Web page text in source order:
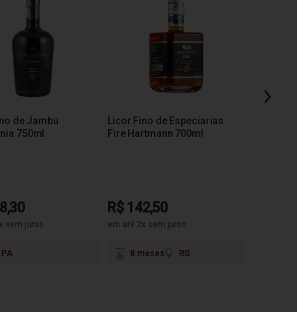
de Jambu
750ml
sem juros
PA
Licor Fino de Especiarias
Fire Hartmann 700ml
R$ 142,50
em até 2x sem juros
8 meses RS